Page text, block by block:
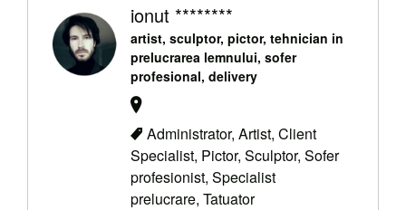
ionut ********
artist, sculptor, pictor, tehnician in
prelucrarea lemnului, sofer
profesional, delivery
Administrator, Artist, Client
Specialist, Pictor, Sculptor, Sofer
profesionist, Specialist
prelucrare, Tatuator